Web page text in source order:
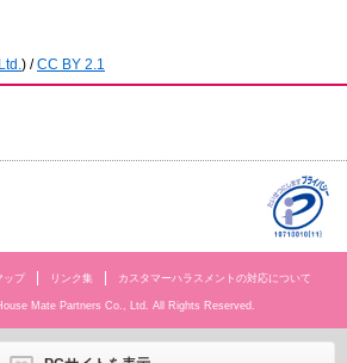
) /CC BY 2.1
ップ リンク集 カスタマーハラスメントの対応について
Mate Partners Co., Ltd. All Rights Reserved.